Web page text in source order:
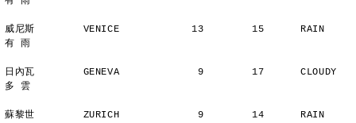
威尼斯        VENICE            13        15      RAIN
有 雨
日內瓦        GENEVA             9        17      CLOUDY
多 雲
蘇黎世        ZURICH             9        14      RAIN